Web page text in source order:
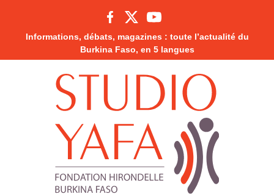
Informations, débats, magazines : toute l’actualité du
Burkina Faso, en 5 langues